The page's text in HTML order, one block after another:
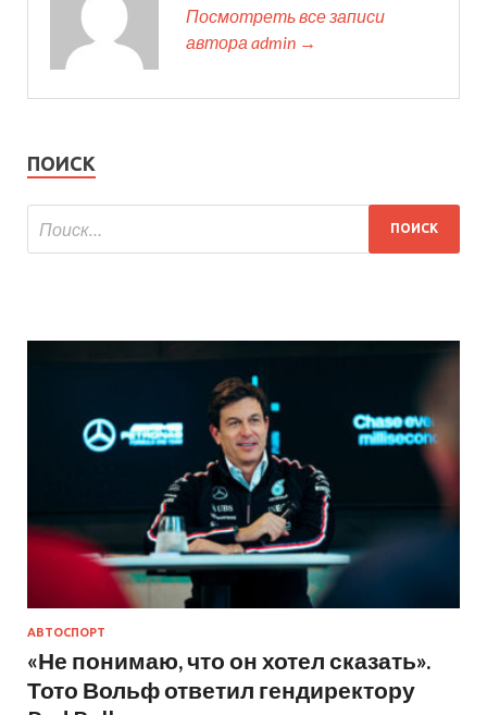
Посмотреть все записи
автора admin →
ПОИСК
АВТОСПОРТ
«Не понимаю, что он хотел сказать».
Тото Вольф ответил гендиректору